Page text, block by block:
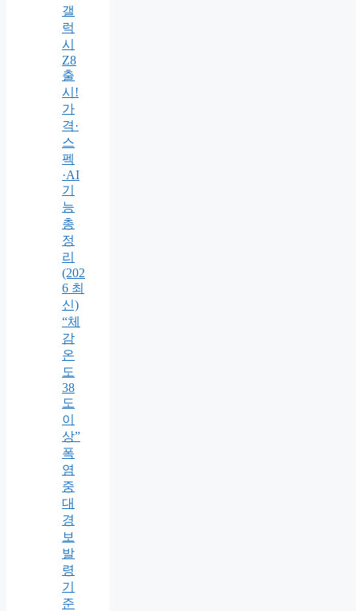
갤
럭
시
Z8
출
시!
가
격·
스
펙
·AI
기
능
총
정
리
(202
6 최
신)
“체
감
온
도
38
도
이
상”
폭
염
중
대
경
보
발
령
기
준